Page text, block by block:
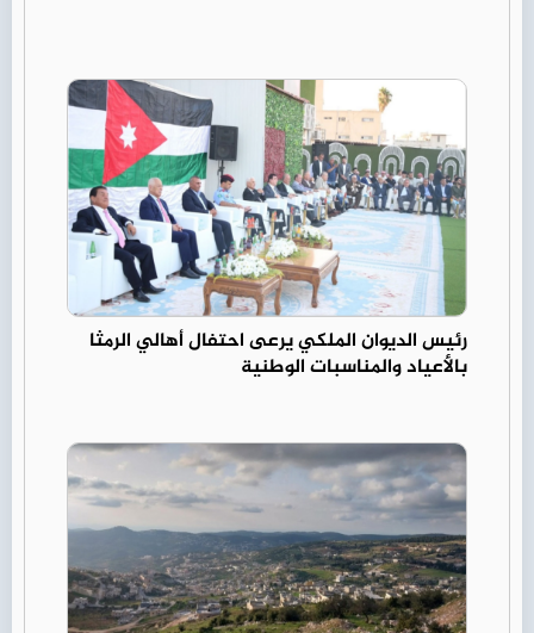
رئيس الديوان الملكي يرعى احتفال أهالي الرمثا
بالأعياد والمناسبات الوطنية